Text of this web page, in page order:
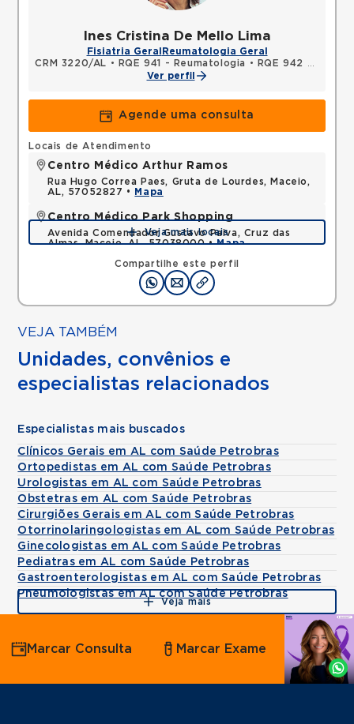
Ines Cristina De Mello Lima
Fisiatria Geral Reumatologia Geral
CRM 3220/AL • RQE 941 - Reumatologia •
RQE 942 - Medicina física e reabilitação
Ver perfil
Agende uma consulta
Compartilhe este perfil
Locais de Atendimento
Centro Médico Arthur Ramos
Rua Hugo Correa Paes, Gruta de Lourdes, Maceio,
AL, 57052827 •
Mapa
Centro Médico Park Shopping
Avenida Comendador Gustavo Paiva, Cruz das
Almas, Maceio, AL, 57038000 •Mapa
Veja mais locais
VEJA TAMBÉM
Unidades, convênios e
especialistas relacionados
Especialistas mais buscados
Clínicos Gerais em AL com Saúde Petrobras
Ortopedistas em AL com Saúde Petrobras
Urologistas em AL com Saúde Petrobras
Obstetras em AL com Saúde Petrobras
Cirurgiões Gerais em AL com Saúde Petrobras
Otorrinolaringologistas em AL com Saúde Petrobras
Ginecologistas em AL com Saúde Petrobras
Pediatras em AL com Saúde Petrobras
Gastroenterologistas em AL com Saúde Petrobras
Pneumologistas em AL com Saúde Petrobras
Veja mais
Agende
por
Whatsapp
Marcar Consulta Marcar Exame